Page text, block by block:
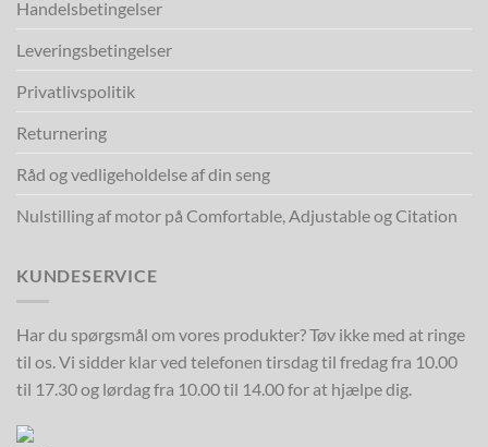
Handelsbetingelser
Leveringsbetingelser
Privatlivspolitik
Returnering
Råd og vedligeholdelse af din seng
Nulstilling af motor på Comfortable, Adjustable og Citation
KUNDESERVICE
Har du spørgsmål om vores produkter? Tøv ikke med at ringe
til os. Vi sidder klar ved telefonen tirsdag til fredag fra 10.00
til 17.30 og lørdag fra 10.00 til 14.00 for at hjælpe dig.